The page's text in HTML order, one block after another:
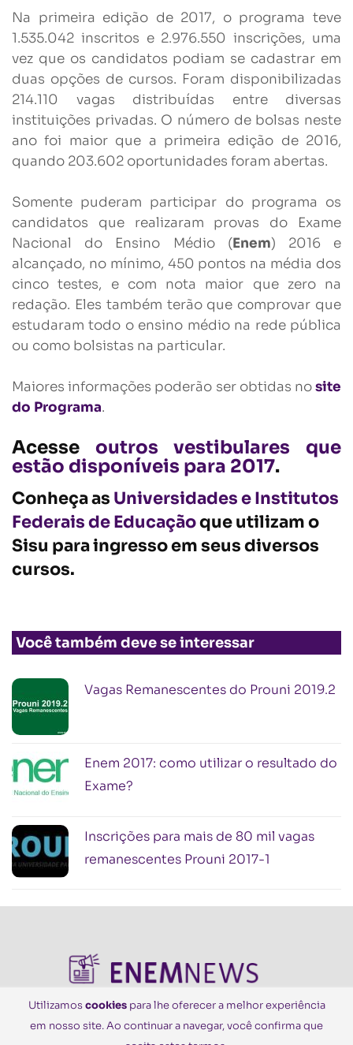
Na primeira edição de 2017, o programa teve
1.535.042 inscritos e 2.976.550 inscrições, uma
vez que os candidatos podiam se cadastrar em
duas opções de cursos. Foram disponibilizadas
214.110 vagas distribuídas entre diversas
instituições privadas. O número de bolsas neste
ano foi maior que a primeira edição de 2016,
quando 203.602 oportunidades foram abertas.
Somente puderam participar do programa os
candidatos que realizaram provas do Exame
Nacional do Ensino Médio (Enem) 2016 e
alcançado, no mínimo, 450 pontos na média dos
cinco testes, e com nota maior que zero na
redação. Eles também terão que comprovar que
estudaram todo o ensino médio na rede pública
ou como bolsistas na particular.
Maiores informações poderão ser obtidas nosite
do Programa.
Acesse outros vestibulares que
estão disponíveis para 2017.
Conheça as Universidades e Institutos
Federais de Educaçãoque utilizam o
Sisu para ingresso em seus diversos
cursos.
Você também deve se interessar
Vagas Remanescentes do Prouni 2019.2
Enem 2017: como utilizar o resultado do
Exame?
Inscrições para mais de 80 mil vagas
remanescentes Prouni 2017-1
© Todos os Direitos Reservados
Utilizamoscookiespara lhe oferecer a melhor experiência
em nosso site. Ao continuar a navegar, você confirma que